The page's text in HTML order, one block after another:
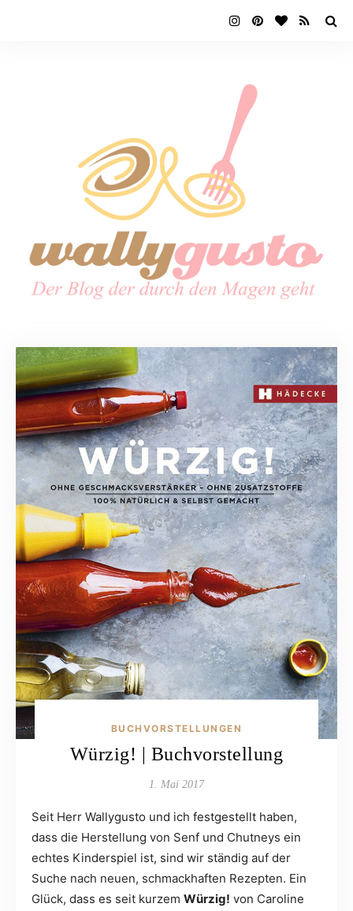
BUCHVORSTELLUNGEN
Würzig! | Buchvorstellung
1. Mai 2017
Seit Herr Wallygusto und ich festgestellt haben,
dass die Herstellung von Senf und Chutneys ein
echtes Kinderspiel ist, sind wir ständig auf der
Suche nach neuen, schmackhaften Rezepten. Ein
Glück, dass es seit kurzem Würzig! von Caroline